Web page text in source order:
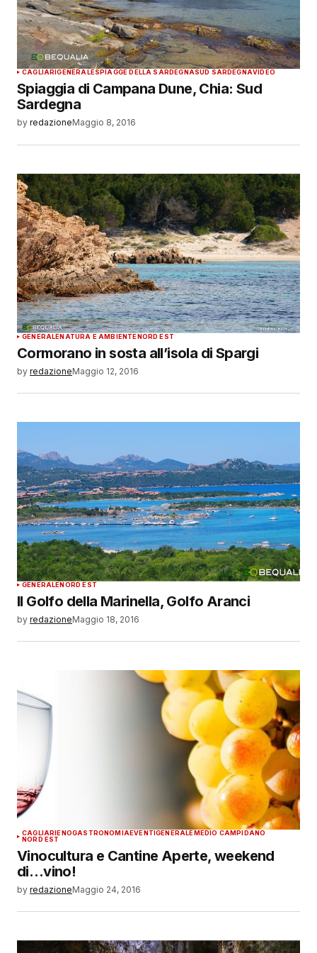
CAGLIARIGENERALESPIAGGE DELLA SARDEGNASUD SARDEGNAVIDEO
Spiaggia di Campana Dune, Chia: Sud
Sardegna
by redazioneMaggio 8, 2016
GENERALENATURA E AMBIENTENORD EST
Cormorano in sosta all’isola di Spargi
by redazioneMaggio 12, 2016
GENERALENORD EST
Il Golfo della Marinella, Golfo Aranci
by redazioneMaggio 18, 2016
CAGLIARIENOGASTRONOMIAEVENTIGENERALEMEDIO CAMPIDANO
NORD EST
Vinocultura e Cantine Aperte, weekend
di…vino!
by redazioneMaggio 24, 2016